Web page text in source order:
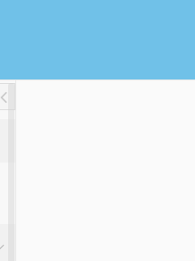
Toggle Fullwidth